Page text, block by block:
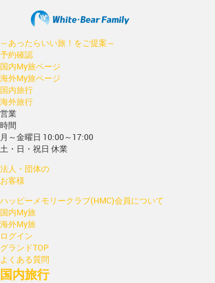
～あったらいい旅！をご提案～
予約確認
国内My旅ページ
海外My旅ページ
国内旅行
海外旅行
営業
時間
月～金曜日 10:00～17:00
土・日・祝日 休業
法人・団体の
お客様
ハッピーメモリークラブ(HMC)会員について
国内My旅
海外My旅
ログイン
グランドTOP
よくある質問
国内旅行